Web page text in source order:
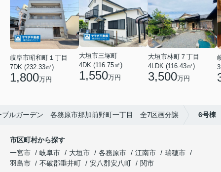
岐阜市昭和町１丁目
7DK (232.33㎡)
1,800万円
大垣市三塚町
4DK (116.75㎡)
1,550万円
大垣市林町７丁目
4LDK (116.43㎡)
3,500万円
ブルガーデン 各務原市那加前野町一丁目 全7区画分譲 6号棟
市区町村から探す
一宮市
岐阜市 大垣市 各務原市 江南市
瑞穂市
羽島市
不破郡垂井町 安八郡安八町
関市